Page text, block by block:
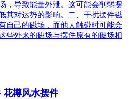
，导致能量外泄。这可能会削弱摆
其对运势的影响。二、干扰摆件磁
自己的磁场，而他人触碰时可能会
些外来的磁场与摆件原有的磁场相
花樽风水摆件